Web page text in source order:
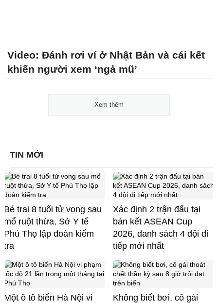
Video: Đánh rơi ví ở Nhật Bản và cái kết
khiến người xem ‘ngả mũ’
Xem thêm
TIN MỚI
Bé trai 8 tuổi tử vong sau
mổ ruột thừa, Sở Y tế
Phú Thọ lập đoàn kiểm
tra
Xác định 2 trận đấu tại
bán kết ASEAN Cup
2026, danh sách 4 đội đi
tiếp mới nhất
Một ô tô biển Hà Nội vi
Không biết bơi, cô gái